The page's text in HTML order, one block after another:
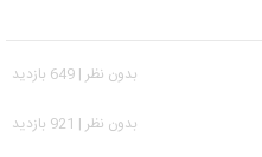
بدون نظر | 649 بازدید
بدون نظر | 921 بازدید